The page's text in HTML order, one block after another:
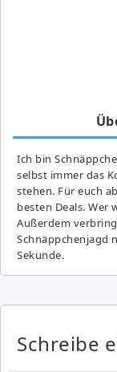
Ich bin
selbst immer das
stehen. Für euch
besten Deals. Wer
Außerdem
Schnäppchenjagd
Sekunde.
Schreibe